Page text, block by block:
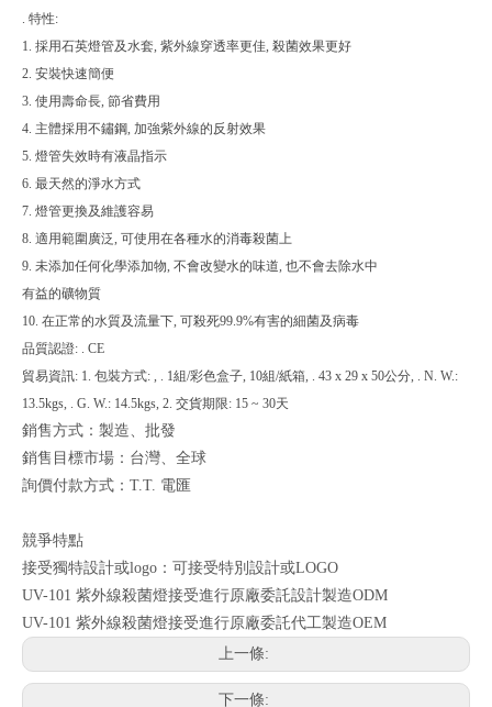
. 特性:
1. 採用石英燈管及水套, 紫外線穿透率更佳, 殺菌效果更好
2. 安裝快速簡便
3. 使用壽命長, 節省費用
4. 主體採用不鏽鋼, 加強紫外線的反射效果
5. 燈管失效時有液晶指示
6. 最天然的淨水方式
7. 燈管更換及維護容易
8. 適用範圍廣泛, 可使用在各種水的消毒殺菌上
9. 未添加任何化學添加物, 不會改變水的味道, 也不會去除水中
有益的礦物質
10. 在正常的水質及流量下, 可殺死99.9%有害的細菌及病毒
品質認證: . CE
貿易資訊: 1. 包裝方式: , . 1組/彩色盒子, 10組/紙箱, . 43 x 29 x 50公分, . N. W.:
13.5kgs, . G. W.: 14.5kgs, 2. 交貨期限: 15 ~ 30天
銷售方式：製造、批發
銷售目標市場：台灣、全球
詢價付款方式：T.T. 電匯
競爭特點
接受獨特設計或logo：可接受特別設計或LOGO
UV-101 紫外線殺菌燈接受進行原廠委託設計製造ODM
UV-101 紫外線殺菌燈接受進行原廠委託代工製造OEM
上一條:
下一條: